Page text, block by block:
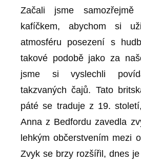
Začali jsme
kafíčkem, abychom si
atmosféru posezení s
takové podobě jako za
jsme si vyslechli
takzvaných čajů. Tato
páté se traduje z 19.
Anna z Bedfordu zavedla
lehkým občerstvením mezi
Zvyk se brzy rozšířil, dnes